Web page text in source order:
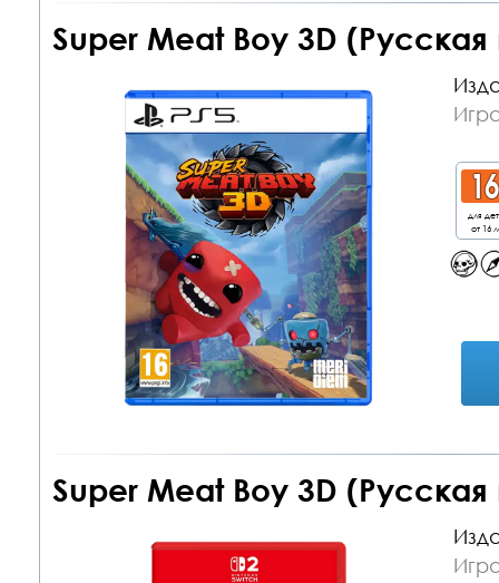
Super Meat Boy 3D (Русская
для
от 16
Super Meat Boy 3D